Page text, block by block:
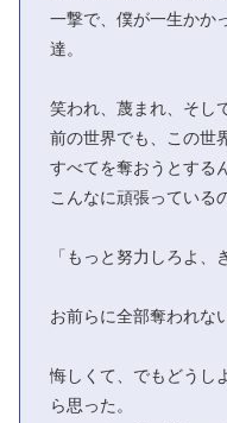
一撃で、僕が一生かか
達。
笑われ、蔑まれ、そし
前の世界でも、この世
すべてを奪おうとする
こんなに頑張っている
「もっと努力しろよ、
お前らに全部奪われな
悔しくて、でもどう
ら思った。